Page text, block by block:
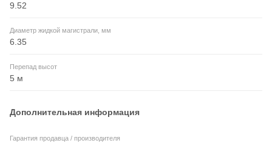
9.52
Диаметр жидкой магистрали, мм
6.35
Перепад высот
5 м
Дополнительная информация
Гарантия продавца / производителя